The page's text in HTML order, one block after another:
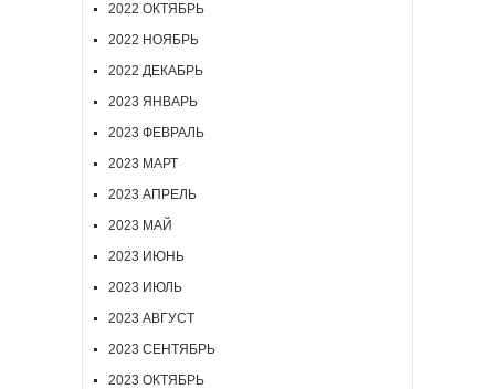
2022 ОКТЯБРЬ
2022 НОЯБРЬ
2022 ДЕКАБРЬ
2023 ЯНВАРЬ
2023 ФЕВРАЛЬ
2023 МАРТ
2023 АПРЕЛЬ
2023 МАЙ
2023 ИЮНЬ
2023 ИЮЛЬ
2023 АВГУСТ
2023 СЕНТЯБРЬ
2023 ОКТЯБРЬ